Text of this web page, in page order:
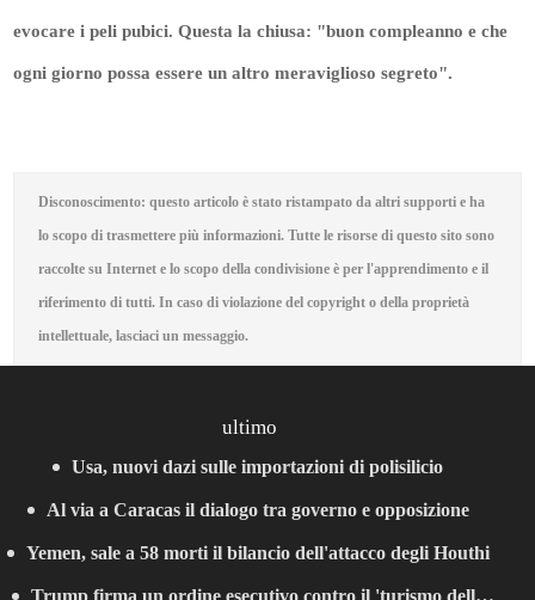
evocare i peli pubici. Questa la chiusa: "buon compleanno e che
ogni giorno possa essere un altro meraviglioso segreto".
Disconoscimento: questo articolo è stato ristampato da altri supporti e ha
lo scopo di trasmettere più informazioni. Tutte le risorse di questo sito sono
raccolte su Internet e lo scopo della condivisione è per l'apprendimento e il
riferimento di tutti. In caso di violazione del copyright o della proprietà
intellettuale, lasciaci un messaggio.
ultimo
Usa, nuovi dazi sulle importazioni di polisilicio
Al via a Caracas il dialogo tra governo e opposizione
Yemen, sale a 58 morti il bilancio dell'attacco degli Houthi